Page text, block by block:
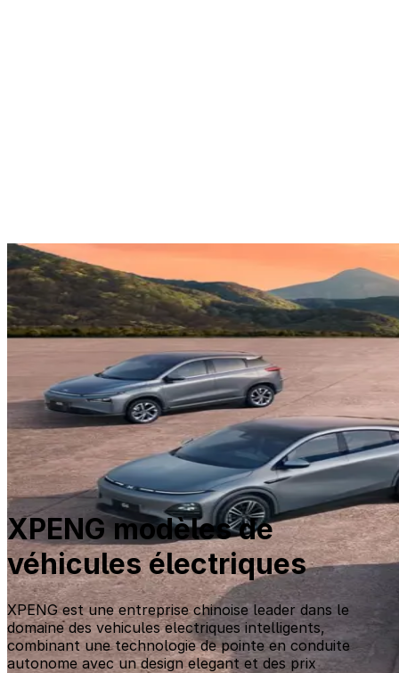
XPENG modèles de
véhicules électriques
XPENG est une entreprise chinoise leader dans le
domaine des vehicules electriques intelligents,
combinant une technologie de pointe en conduite
autonome avec un design elegant et des prix